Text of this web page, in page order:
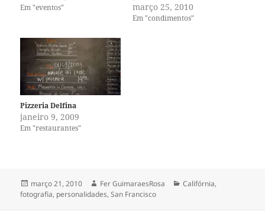
Em "eventos" março 25, 2010
Em "condimentos"
Pizzeria Delfina
janeiro 9, 2009
Em "restaurantes"
Publicado
em
março 21, 2010 Autor
Fer GuimaraesRosa Categorias
Califórnia,
fotografia, personalidades,San Francisco